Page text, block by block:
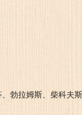
勃拉姆斯、柴科夫